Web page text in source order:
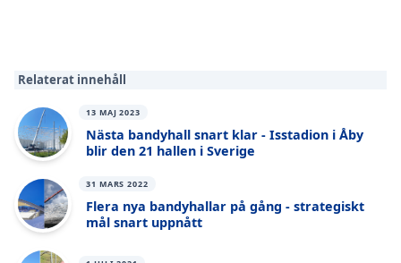
Relaterat innehåll
13 MAJ 2023
Nästa bandyhall snart klar - Isstadion i Åby
blir den 21 hallen i Sverige
31 MARS 2022
Flera nya bandyhallar på gång - strategiskt
mål snart uppnått